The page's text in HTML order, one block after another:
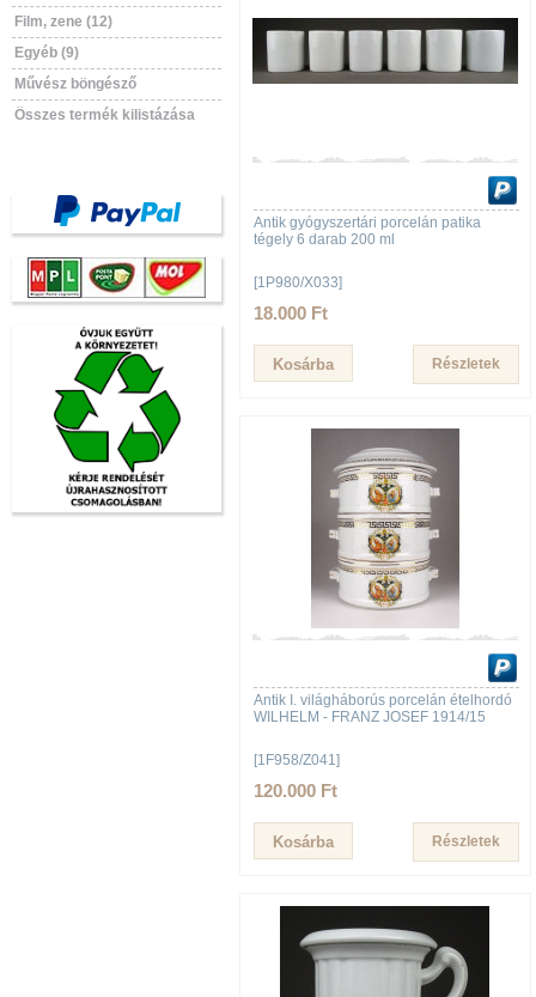
Film, zene (12)
Egyéb (9)
Művész böngésző
Összes termék kilistázása
Antik gyógyszertári porcelán patika
tégely 6 darab 200 ml
[1P980/X033]
18.000 Ft
Részletek
Antik I. világháborús porcelán ételhordó
WILHELM - FRANZ JOSEF 1914/15
[1F958/Z041]
120.000 Ft
Részletek